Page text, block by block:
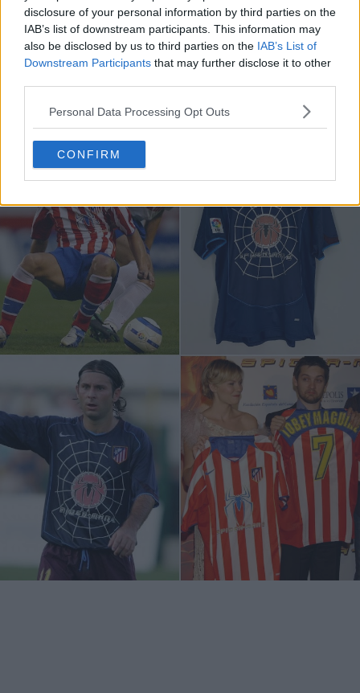
disclosure of your personal information by third parties on the
IAB’s list of downstream participants. This information may
also be disclosed by us to third parties on the IAB’s List of
Downstream Participants that may further disclose it to other
Personal Data Processing Opt Outs
CONFIRM
El moderno logotipo de Nike y el escudo del Atlético están
coloreados a juego con los vibrantes detalles,
completando un aspecto visual muy llamativo. El dinámico
diseño gráfico casi da la sensación de movimiento, en
consonancia con la agilidad y la energía por las que se
conocen tanto Spider-Man como el Atlético de Madrid.